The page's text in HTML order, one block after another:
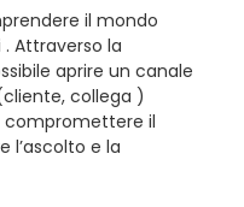
il mondo
Attraverso la
aprire un canale
collega )
compromettere il
l’ascolto e la